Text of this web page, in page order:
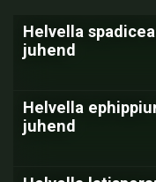
Helvella
juhend
Helvella
juhend